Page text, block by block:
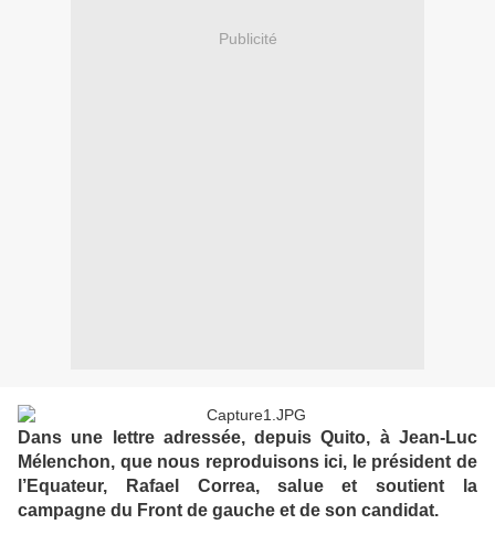
Publicité
Dans une lettre adressée, depuis Quito, à Jean-Luc
Mélenchon, que nous reproduisons ici, le président de
l’Equateur, Rafael Correa, salue et soutient la
campagne du Front de gauche et de son candidat.